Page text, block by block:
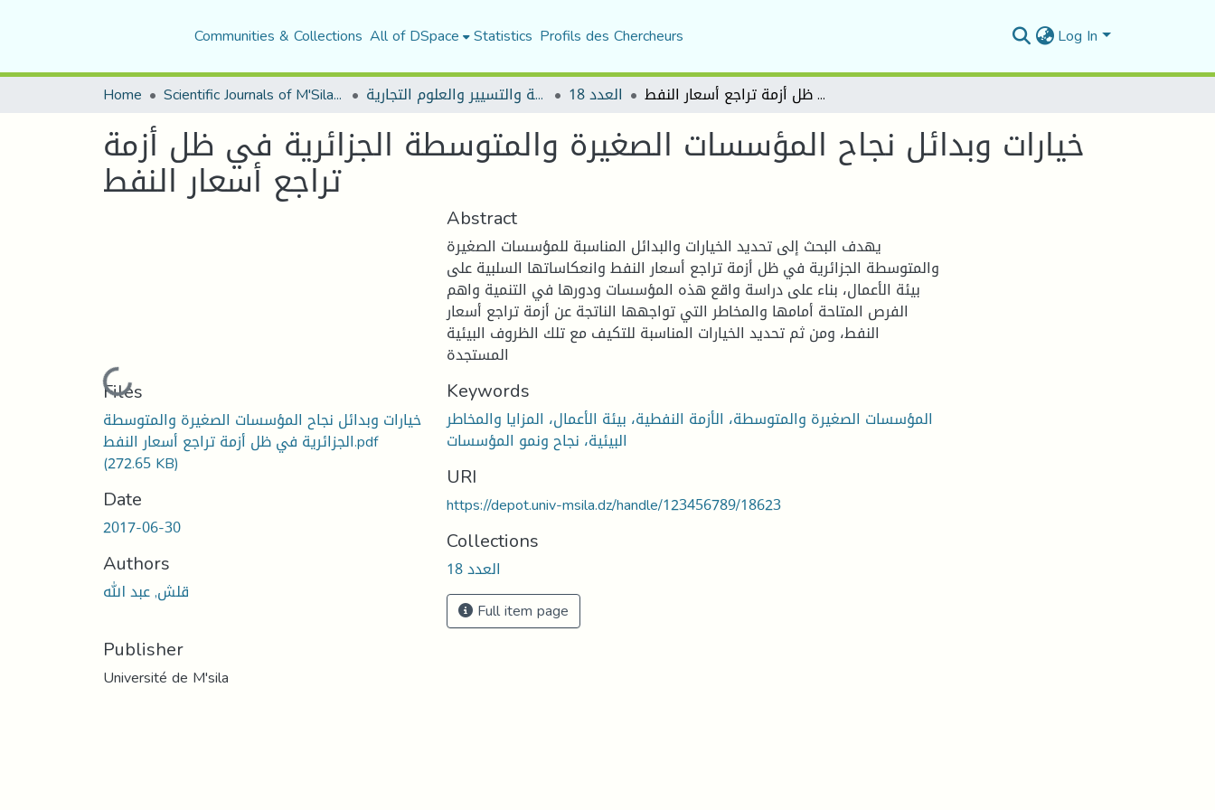
Communities & Collections All of DSpace Statistics Profils des Chercheurs Log In
Home Scientific Journals of M'Sila University مجلة العلوم الاقتصادية والتسيير والعلوم التجارية العدد 18 خيارات وبدائل نجاح المؤسسات الصغيرة والمتوسطة الجزائرية في ظل أزمة تراجع أسعار النفط
خيارات وبدائل نجاح المؤسسات الصغيرة والمتوسطة الجزائرية في ظل أزمة
تراجع أسعار النفط
Loading...
Files
خيارات وبدائل نجاح المؤسسات الصغيرة والمتوسطة
الجزائرية في ظل أزمة تراجع أسعار النفط.pdf
(272.65 KB)
Date
2017-06-30
Authors
قلش, عبد الله
Publisher
Université de M'sila
Abstract
يهدف البحث إلى تحديد الخيارات والبدائل المناسبة للمؤسسات الصغيرة
والمتوسطة الجزائرية في ظل أزمة تراجع أسعار النفط وانعكاساتها السلبية على
بيئة الأعمال، بناء على دراسة واقع هذه المؤسسات ودورها في التنمية واهم
الفرص المتاحة أمامها والمخاطر التي تواجهها الناتجة عن أزمة تراجع أسعار
النفط، ومن ثم تحديد الخيارات المناسبة للتكيف مع تلك الظروف البيئية
المستجدة
Keywords
المؤسسات الصغيرة والمتوسطة، الأزمة النفطية، بيئة الأعمال، المزايا والمخاطر
البيئية، نجاح ونمو المؤسسات
URI
https://depot.univ-msila.dz/handle/123456789/18623
Collections
العدد 18
Full item page